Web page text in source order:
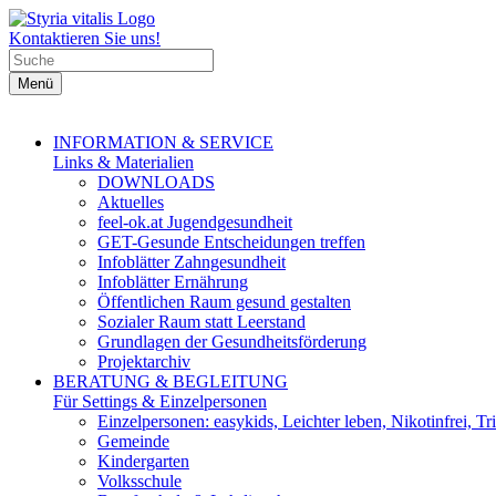
Kontaktieren Sie uns!
Menü
INFORMATION & SERVICE
Links & Materialien
DOWNLOADS
Aktuelles
feel-ok.at Jugendgesundheit
GET-Gesunde Entscheidungen treffen
Infoblätter Zahngesundheit
Infoblätter Ernährung
Öffentlichen Raum gesund gestalten
Sozialer Raum statt Leerstand
Grundlagen der Gesundheitsförderung
Projektarchiv
BERATUNG & BEGLEITUNG
Für Settings & Einzelpersonen
Einzelpersonen: easykids, Leichter leben, Nikotinfrei,
Gemeinde
Kindergarten
Volksschule